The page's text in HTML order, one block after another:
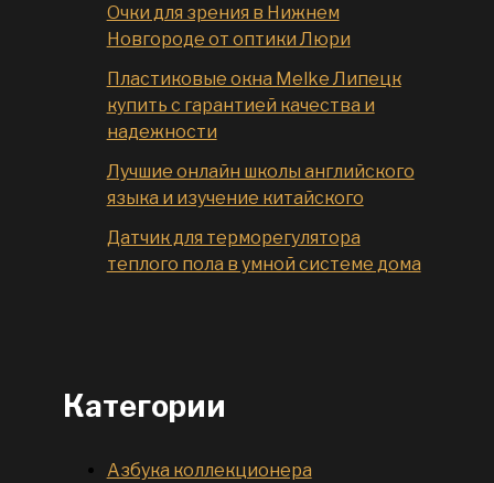
Очки для зрения в Нижнем
Новгороде от оптики Люри
Пластиковые окна Melke Липецк
купить с гарантией качества и
надежности
Лучшие онлайн школы английского
языка и изучение китайского
Датчик для терморегулятора
теплого пола в умной системе дома
Категории
Азбука коллекционера